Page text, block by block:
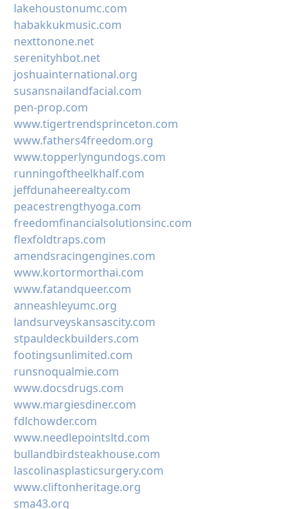
lakehoustonumc.com
habakkukmusic.com
nexttonone.net
serenityhbot.net
joshuainternational.org
susansnailandfacial.com
pen-prop.com
www.tigertrendsprinceton.com
www.fathers4freedom.org
www.topperlyngundogs.com
runningoftheelkhalf.com
jeffdunaheerealty.com
peacestrengthyoga.com
freedomfinancialsolutionsinc.com
flexfoldtraps.com
amendsracingengines.com
www.kortormorthai.com
www.fatandqueer.com
anneashleyumc.org
landsurveyskansascity.com
stpauldeckbuilders.com
footingsunlimited.com
runsnoqualmie.com
www.docsdrugs.com
www.margiesdiner.com
fdlchowder.com
www.needlepointsltd.com
bullandbirdsteakhouse.com
lascolinasplasticsurgery.com
www.cliftonheritage.org
sma43.org